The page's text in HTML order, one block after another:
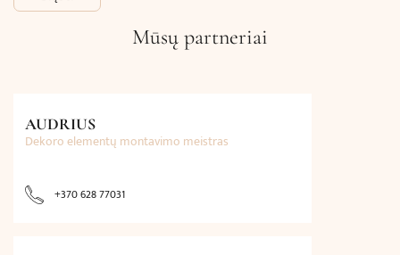
Mūsų partneriai
AUDRIUS
Dekoro elementų montavimo meistras
+370 628 77031